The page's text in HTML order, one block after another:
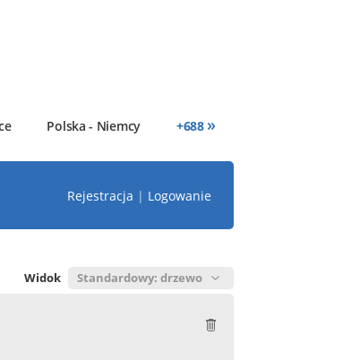
Polska - Niemcy +688 »
Rejestracja | Logowanie
Widok